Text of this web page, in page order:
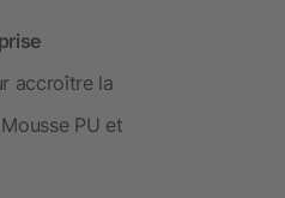
accroître la
PU et